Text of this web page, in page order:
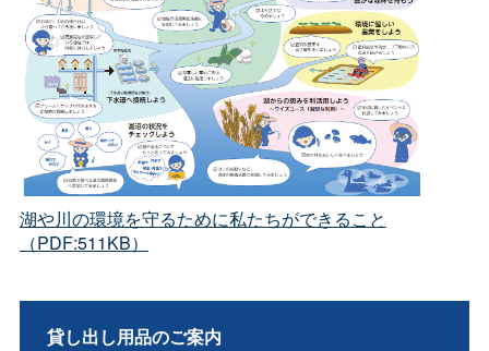
湖や川の環境を守るために私たちができること
（PDF:511KB）
貸し出し用品のご案内